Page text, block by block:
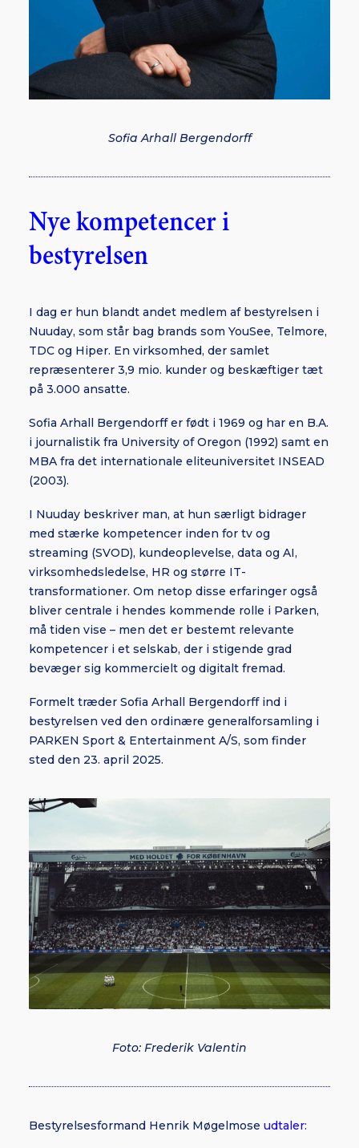
Sofia Arhall Bergendorff
Nye kompetencer i
bestyrelsen
I dag er hun blandt andet medlem af bestyrelsen i
Nuuday, som står bag brands som YouSee, Telmore,
TDC og Hiper. En virksomhed, der samlet
repræsenterer 3,9 mio. kunder og beskæftiger tæt
på 3.000 ansatte.
Sofia Arhall Bergendorff er født i 1969 og har en B.A.
i journalistik fra University of Oregon (1992) samt en
MBA fra det internationale eliteuniversitet INSEAD
(2003).
I Nuuday beskriver man, at hun særligt bidrager
med stærke kompetencer inden for tv og
streaming (SVOD), kundeoplevelse, data og AI,
virksomhedsledelse, HR og større IT-
transformationer. Om netop disse erfaringer også
bliver centrale i hendes kommende rolle i Parken,
må tiden vise – men det er bestemt relevante
kompetencer i et selskab, der i stigende grad
bevæger sig kommercielt og digitalt fremad.
Formelt træder Sofia Arhall Bergendorff ind i
bestyrelsen ved den ordinære generalforsamling i
PARKEN Sport & Entertainment A/S, som finder
sted den 23. april 2025.
Foto: Frederik Valentin
Bestyrelsesformand Henrik Møgelmose udtaler: